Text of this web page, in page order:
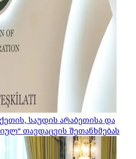
საუდის არაბეთისა და
თავდაცვის შეთანხმებას